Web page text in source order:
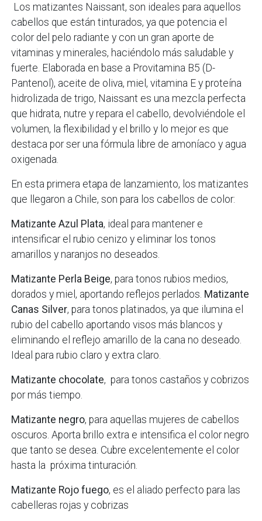
Los matizantes Naissant, son ideales para aquellos
cabellos que están tinturados, ya que potencia el
color del pelo radiante y con un gran aporte de
vitaminas y minerales, haciéndolo más saludable y
fuerte. Elaborada en base a Provitamina B5 (D-
Pantenol), aceite de oliva, miel, vitamina E y proteína
hidrolizada de trigo, Naissant es una mezcla perfecta
que hidrata, nutre y repara el cabello, devolviéndole el
volumen, la flexibilidad y el brillo y lo mejor es que
destaca por ser una fórmula libre de amoníaco y agua
oxigenada.
En esta primera etapa de lanzamiento, los matizantes
que llegaron a Chile, son para los cabellos de color:
Matizante Azul Plata, ideal para mantener e
intensificar el rubio cenizo y eliminar los tonos
amarillos y naranjos no deseados.
Matizante Perla Beige, para tonos rubios medios,
dorados y miel, aportando reflejos perlados. Matizante
Canas Silver, para tonos platinados, ya que ilumina el
rubio del cabello aportando visos más blancos y
eliminando el reflejo amarillo de la cana no deseado.
Ideal para rubio claro y extra claro.
Matizante chocolate, para tonos castaños y cobrizos
por más tiempo.
Matizante negro, para aquellas mujeres de cabellos
oscuros. Aporta brillo extra e intensifica el color negro
que tanto se desea. Cubre excelentemente el color
hasta la próxima tinturación.
Matizante Rojo fuego, es el aliado perfecto para las
cabelleras rojas y cobrizas